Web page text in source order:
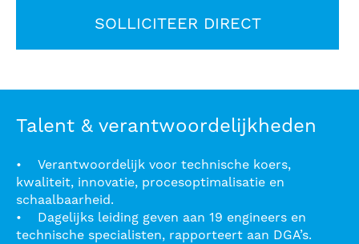
SOLLICITEER DIRECT
Talent & verantwoordelijkheden
• Verantwoordelijk voor technische koers,
kwaliteit, innovatie, procesoptimalisatie en
schaalbaarheid.
• Dagelijks leiding geven aan 19 engineers en
technische specialisten, rapporteert aan DGA’s.